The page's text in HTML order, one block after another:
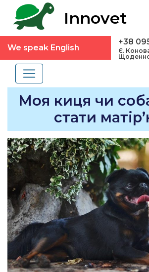
Innovet
We speak English
+38
Є.
Моя киця чи
стати